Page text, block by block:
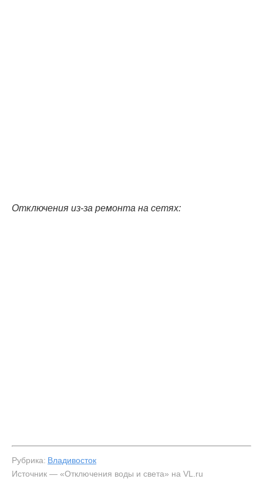
Отключения из-за ремонта на сетях:
Рубрика: Владивосток
Источник — «Отключения воды и света» на VL.ru